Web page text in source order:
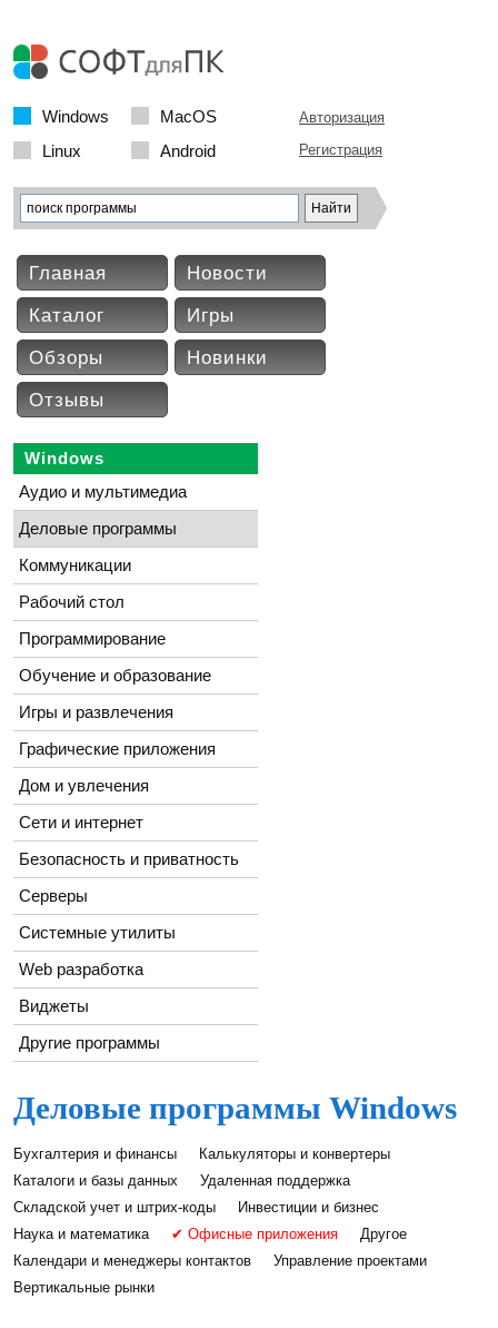
Windows
MacOS
Linux
Android
Авторизация
Регистрация
Главная
Новости
Каталог
Игры
Обзоры
Новинки
Отзывы
Windows
Аудио и мультимедиа
Деловые программы
Коммуникации
Рабочий стол
Программирование
Обучение и образование
Игры и развлечения
Графические приложения
Дом и увлечения
Сети и интернет
Безопасность и приватность
Серверы
Системные утилиты
Web разработка
Виджеты
Другие программы
Деловые программы Windows
Бухгалтерия и финансы
Калькуляторы и конвертеры
Каталоги и базы данных
Удаленная поддержка
Складской учет и штрих-коды
Инвестиции и бизнес
Наука и математика
✔ Офисные приложения
Другое
Календари и менеджеры контактов
Управление проектами
Вертикальные рынки